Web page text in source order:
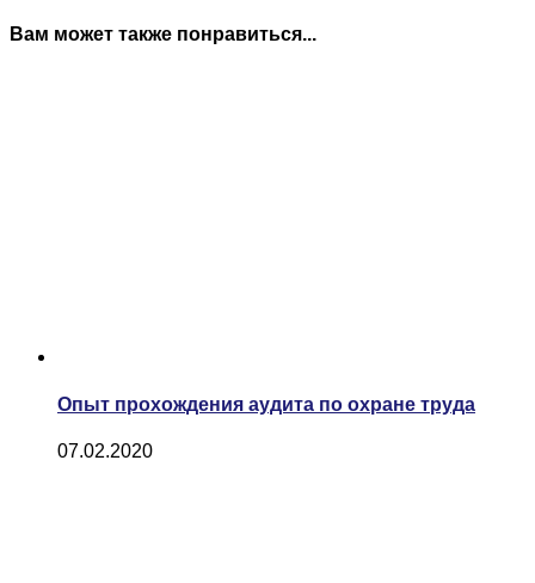
Вам может также понравиться...
Опыт прохождения аудита по охране труда
07.02.2020